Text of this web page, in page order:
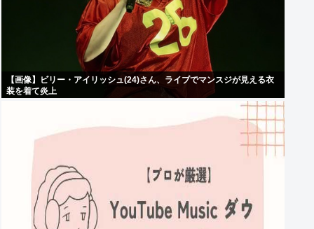
【画像】ビリー・アイリッシュ(24)さん、ライブでマンスジが見える衣
装を着て炎上